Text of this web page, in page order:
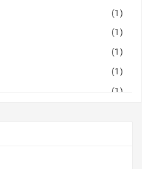
(1)
(1)
(1)
(1)
(1)